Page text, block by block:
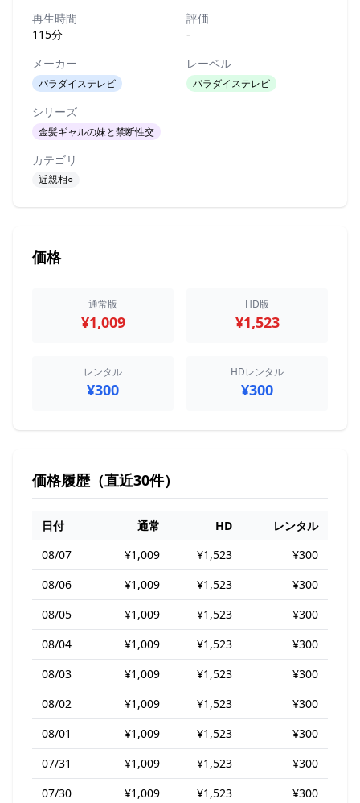
再生時間
115分
評価
-
メーカー
パラダイステレビ
レーベル
パラダイステレビ
シリーズ
金髪ギャルの妹と禁断性交
カテゴリ
近親相○
価格
通常版
¥1,009
HD版
¥1,523
レンタル
¥300
HDレンタル
¥300
価格履歴（直近30件）
日付 通常 HD
レンタル
08/07
¥1,009 ¥1,523
¥300
08/06
¥1,009 ¥1,523
¥300
08/05
¥1,009 ¥1,523
¥300
08/04
¥1,009 ¥1,523
¥300
08/03
¥1,009 ¥1,523
¥300
08/02
¥1,009 ¥1,523
¥300
08/01
¥1,009 ¥1,523
¥300
07/31
¥1,009 ¥1,523
¥300
07/30
¥1,009 ¥1,523 ¥300